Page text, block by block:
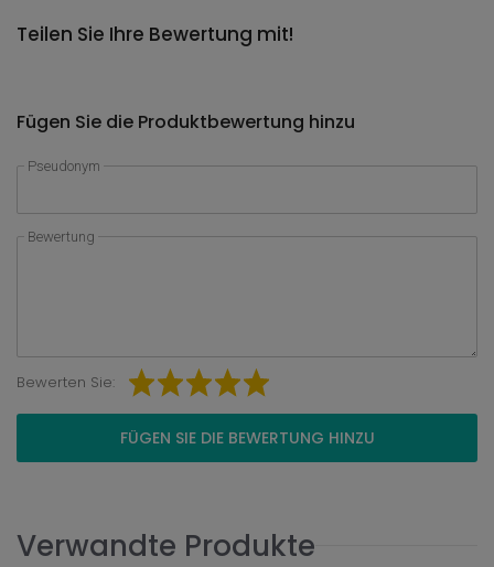
Teilen Sie Ihre Bewertung mit!
Fügen Sie die Produktbewertung hinzu
Pseudonym
Bewertung
Bewerten Sie:
FÜGEN SIE DIE BEWERTUNG HINZU
Verwandte Produkte